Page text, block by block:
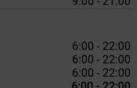
6:00 - 22:00
6:00 - 22:00
6:00 - 22:00